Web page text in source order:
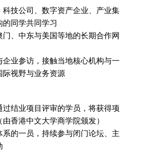
技公司、数字资产企业、产业集
同学共同学习
、中东与美国等地的长期合作网
业参访，接触当地核心机构与一
视野与业务资源
结业项目评审的学员，将获得项
香港中文大学商学院颁发）
的一员，持续参与闭门论坛、主